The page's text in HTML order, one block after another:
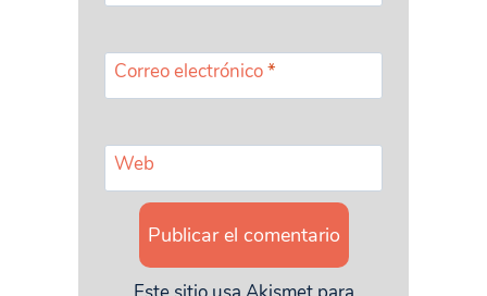
Correo electrónico*
Web